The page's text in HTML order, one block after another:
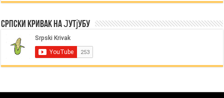
Српски Кривак на Јутјубу